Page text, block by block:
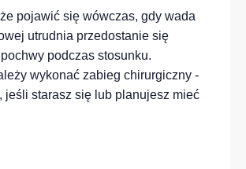
pojawić się wówczas, gdy wada
utrudnia przedostanie się
podczas stosunku.
wykonać zabieg chirurgiczny -
jeśli starasz się lub planujesz mieć